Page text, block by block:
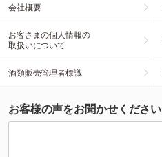
会社概要
お客さまの個人情報の
取扱いについて
酒類販売管理者標識
お客様の声をお聞かせください